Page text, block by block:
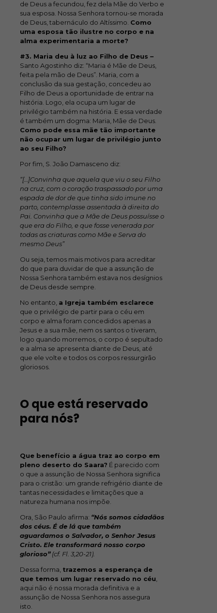
de Deus a fecundou, fez dela Mãe do Verbo e
sua esposa. Nossa Senhora tornou-se morada
de Deus, tabernáculo do Altíssimo. Como
uma esposa tão ilustre no corpo e na
alma experimentaria a morte?
#3. Maria deu à luz ao Filho de Deus –
Santo Agostinho diz: “Maria é Mãe de Deus,
feita pela mão de Deus”. Maria, com a
conclusão da sua gestação, concedeu ao
Filho de Deus a oportunidade de entrar na
história. Logo, ela ocupa um lugar de
privilégio também na história. E essa verdade
é também um dogma: Maria, Mãe de Deus.
Como pode essa mãe tão importante
não ocupar um lugar de privilégio junto
ao seu Filho?
Por fim, S. João Damasceno diz:
“[…]Convinha que aquela que viu o seu Filho
na cruz, com o coração traspassado por uma
espada de dor de que tinha sido imune no
parto, contemplasse assentada à direita do
Pai. Convinha que a Mãe de Deus possuísse o
que era do Filho, e que fosse venerada por
todas as criaturas como Mãe e Serva do
mesmo Deus”
Ou seja, temos mais motivos para acreditar
do que para duvidar de que a assunção de
Nossa Senhora também estava nos desígnios
de Deus desde sempre.
No entanto, a Igreja também esclarece
que o privilégio de partir para o céu em
corpo e alma foram concedidos apenas a
Jesus e a sua mãe, nem os santos o tiveram,
logo quando morremos, o corpo é sepultado
e a alma se apresenta diante de Deus, até
que ele volte e todos os corpos ressurgirão
gloriosos.
O que está reservado
para nós?
Que benefício a água traz ao corpo em
pleno deserto do Saara? É parecido com
o que a assunção de Nossa Senhora significa
para o cristão: um grande refrigério diante de
tantas necessidades e limitações que a
natureza humana nos impõe.
Ora, São Paulo afirma: “Nós somos cidadãos
dos céus. É de lá que também
aguardamos o Salvador, o Senhor Jesus
Cristo. Ele transformará nosso corpo
glorioso”(cf. Fl. 3,20-21).
Dessa forma, trazemos a esperança de
que temos um lugar reservado no céu
aqui não é nossa morada definitiva e a
assunção de Nossa Senhora nos assegura
isto.